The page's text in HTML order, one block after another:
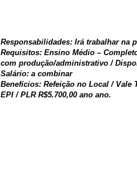
Responsabilidades: Irá trabalhar na
Requisitos: Ensino Médio –
com produção/administrativo /
Salário: a combinar
Benefícios: Refeição no Local / Vale
EPI / PLR R$5.700,00 ano ano.